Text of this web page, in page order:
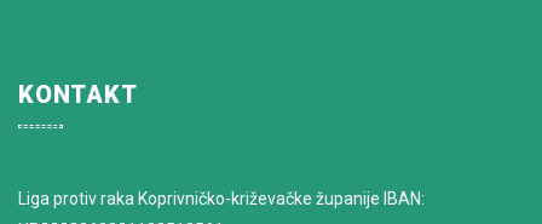
KONTAKT
Liga protiv raka Koprivničko-križevačke županije IBAN: